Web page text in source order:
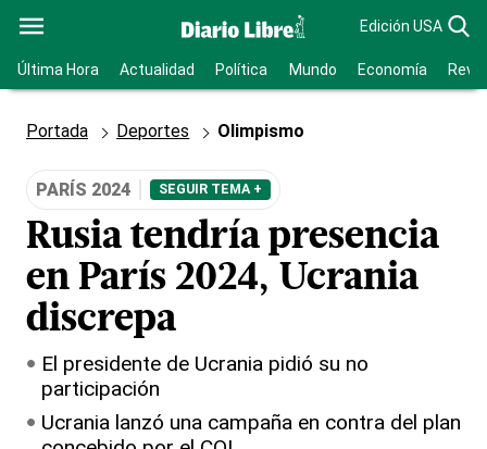
Edición USA
Última Hora Actualidad Política Mundo Economía
Portada Deportes Olimpismo
PARÍS 2024 SEGUIR TEMA +
Rusia tendría presencia
en París 2024, Ucrania
discrepa
El presidente de Ucrania pidió su no
participación
Ucrania lanzó una campaña en contra del plan